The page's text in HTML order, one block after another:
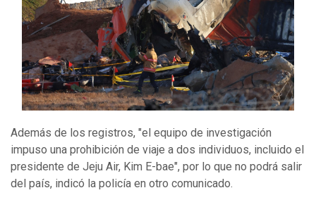
Además de los registros, "el equipo de investigación
impuso una prohibición de viaje a dos individuos, incluido el
presidente de Jeju Air, Kim E-bae", por lo que no podrá salir
del país, indicó la policía en otro comunicado.